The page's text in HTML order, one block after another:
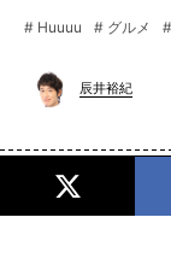
# Huuuu # グルメ
辰井裕紀